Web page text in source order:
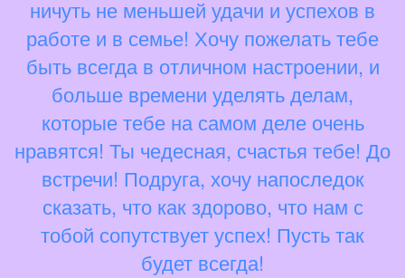
ничуть не меньшей удачи и успехов в
работе и в семье! Хочу пожелать тебе
быть всегда в отличном настроении, и
больше времени уделять делам,
которые тебе на самом деле очень
нравятся! Ты чедесная, счастья тебе! До
встречи! Подруга, хочу напоследок
сказать, что как здорово, что нам с
тобой сопутствует успех! Пусть так
будет всегда!